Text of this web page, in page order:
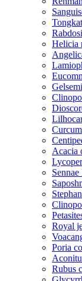
Helicia
Acacia
Royal
Poria
Rubus